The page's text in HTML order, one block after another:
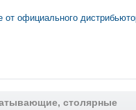
от официального
столярные